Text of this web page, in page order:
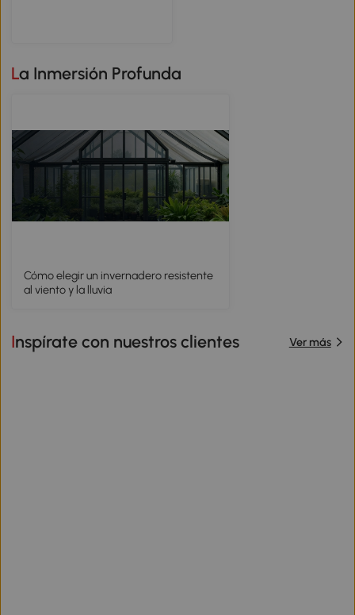
La Inmersión Profunda
Cómo elegir un invernadero resistente
al viento y la lluvia
Inspírate con nuestros clientes Ver más